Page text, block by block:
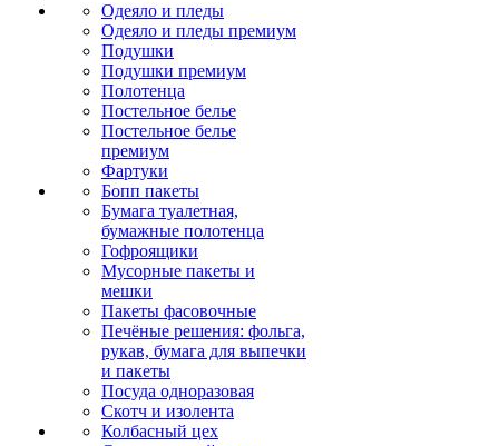
Одеяло и пледы
Одеяло и пледы премиум
Подушки
Подушки премиум
Полотенца
Постельное белье
Постельное белье
премиум
Фартуки
Бопп пакеты
Бумага туалетная,
бумажные полотенца
Гофроящики
Мусорные пакеты и
мешки
Пакеты фасовочные
Печёные решения: фольга,
рукав, бумага для выпечки
и пакеты
Посуда одноразовая
Скотч и изолента
Колбасный цех